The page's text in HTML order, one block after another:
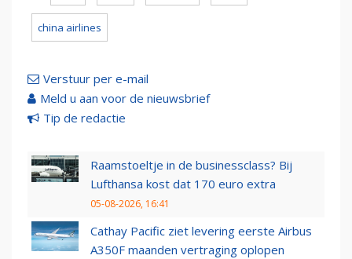
china airlines
Verstuur per e-mail
Meld u aan voor de nieuwsbrief
Tip de redactie
Raamstoeltje in de businessclass? Bij
Lufthansa kost dat 170 euro extra
05-08-2026, 16:41
Cathay Pacific ziet levering eerste Airbus
A350F maanden vertraging oplopen